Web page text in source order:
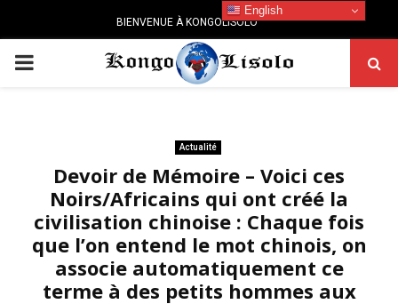
BIENVENUE À KONGOLISOLO
PRIMARY
Actualité
Devoir de Mémoire – Voici ces
Noirs/Africains qui ont créé la
civilisation chinoise : Chaque fois
que l’on entend le mot chinois, on
associe automatiquement ce
terme à des petits hommes aux
English